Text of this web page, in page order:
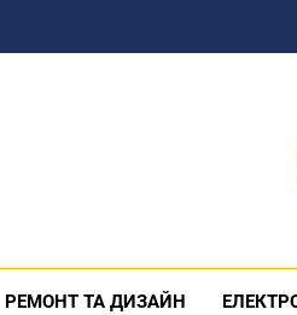
РЕМОНТ ТА ДИЗАЙН